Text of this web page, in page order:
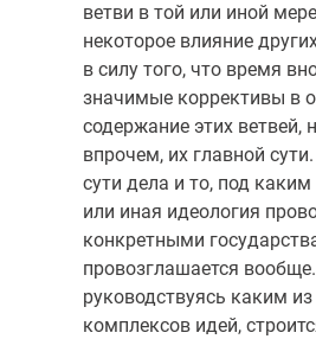
ветви в той или иной
некоторое влияние
в силу того, что время
значимые коррективы в
содержание этих ветвей,
впрочем, их главной
сути дела и то, под
или иная идеология
конкретными
провозглашается
руководствуясь каким из
комплексов идей,